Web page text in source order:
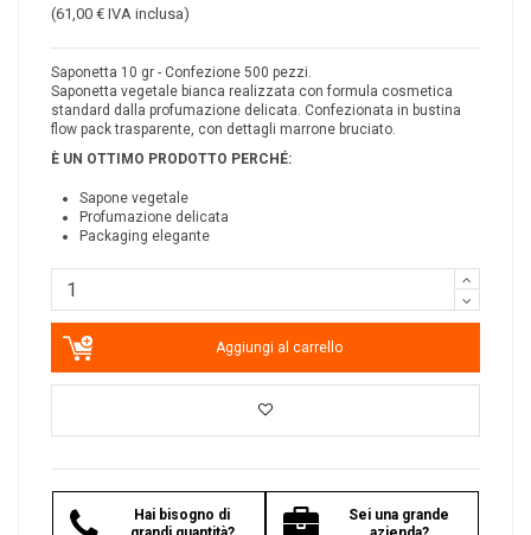
(61,00 € IVA inclusa)
Saponetta 10 gr - Confezione 500 pezzi.
Saponetta vegetale bianca realizzata con formula cosmetica
standard dalla profumazione delicata. Confezionata in bustina
flow pack trasparente, con dettagli marrone bruciato.
È UN OTTIMO PRODOTTO PERCH É:
Sapone vegetale
Profumazione delicata
Packaging elegante
Aggiungi al carrello
Hai bisogno di
Sei una grande